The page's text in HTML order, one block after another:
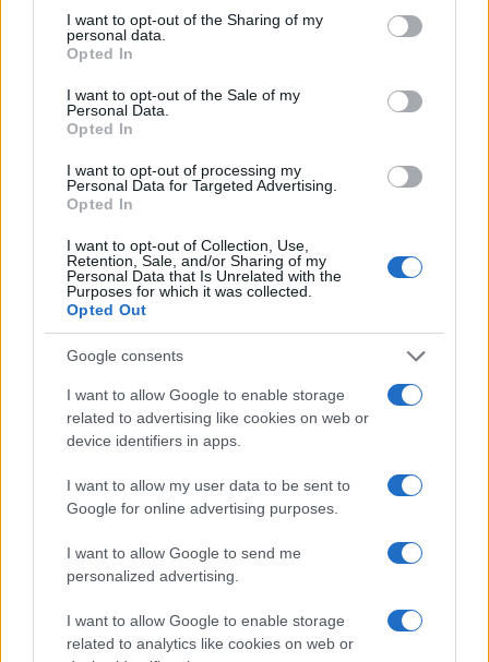
I want to opt-out of the Sharing of my
personal data.
Opted In
I want to opt-out of the Sale of my
Personal Data.
Opted In
I want to opt-out of processing my
Personal Data for Targeted Advertising.
Opted In
I want to opt-out of Collection, Use,
Retention, Sale, and/or Sharing of my
Personal Data that Is Unrelated with the
Purposes for which it was collected.
Opted Out
Google consents
I want to allow Google to enable storage
related to advertising like cookies on web or
device identifiers in apps.
I want to allow my user data to be sent to
Google for online advertising purposes.
I want to allow Google to send me
personalized advertising.
I want to allow Google to enable storage
related to analytics like cookies on web or